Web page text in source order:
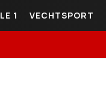
1 VECHTSPORT